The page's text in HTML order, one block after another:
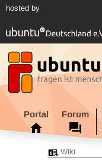
hosted by
Portal Forum